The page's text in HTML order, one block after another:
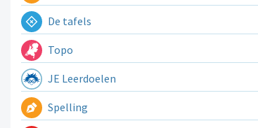
De tafels
Topo
JE Leerdoelen
Spelling